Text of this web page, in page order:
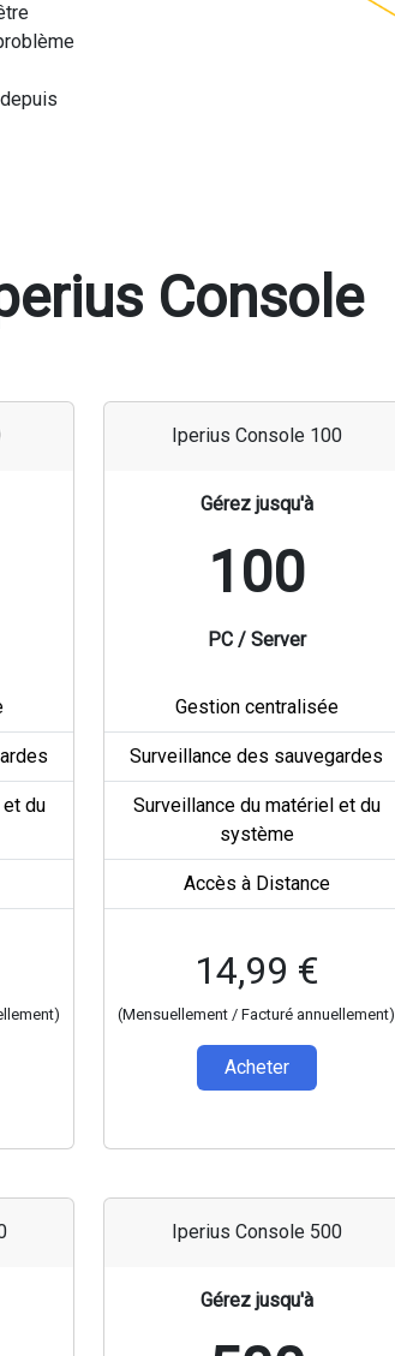
Console
du
Iperius Console 100
Gérez jusqu'à
100
PC / Server
Gestion centralisée
Surveillance des sauvegardes
Surveillance du matériel et du
système
Accès à Distance
14,99 €
(Mensuellement / Facturé annuellement)
Acheter
Iperius Console 500
Gérez jusqu'à